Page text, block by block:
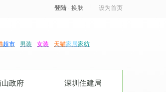
登陆 换肤 设为首页
超市 男装 女装 天猫家居家纺
政府
深圳住建局